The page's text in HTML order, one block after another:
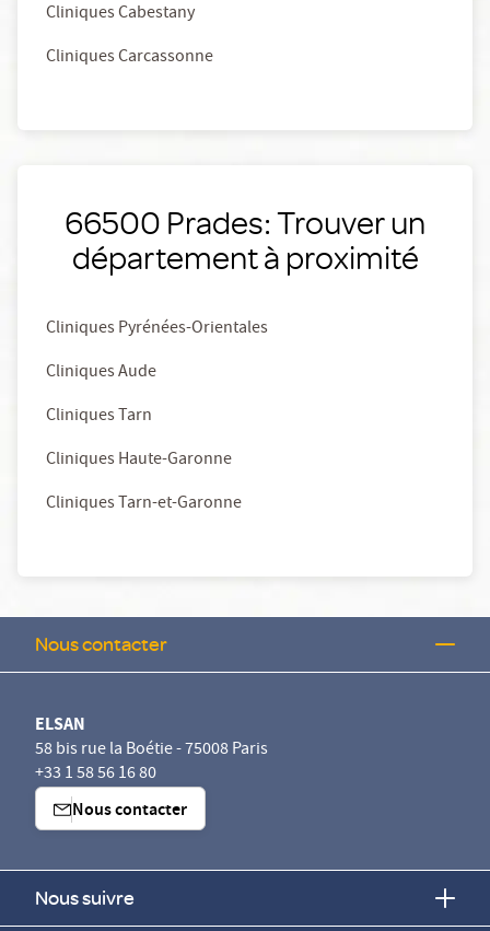
Cliniques Cabestany
Cliniques Carcassonne
66500 Prades: Trouver un
département à proximité
Cliniques Pyrénées-Orientales
Cliniques Aude
Cliniques Tarn
Cliniques Haute-Garonne
Cliniques Tarn-et-Garonne
Nous contacter
ELSAN
58 bis rue la Boétie - 75008 Paris
+33 1 58 56 16 80
Nous contacter
Nous suivre